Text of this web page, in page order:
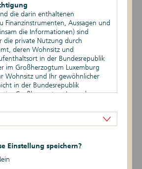
die darin enthaltenen
Finanzinstrumenten, Aussagen und
die Informationen) sind
die private Nutzung durch
deren Wohnsitz und
in der Bundesrepublik
im Großherzogtum Luxemburg
Wohnsitz und Ihr gewöhnlicher
in der Bundesrepublik
im Großherzogtum Luxemburg
Nutzung dieser Webseiten nicht
Nutzung dieser Webseiten
Ihr Wohnsitz und gewöhnlicher
enthaltenen Informationen
Einstellung speichern?
Ereignis Daten
Risikoindikator 6 -> 1